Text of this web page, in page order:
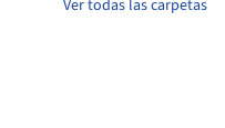
Ver todas las carpetas